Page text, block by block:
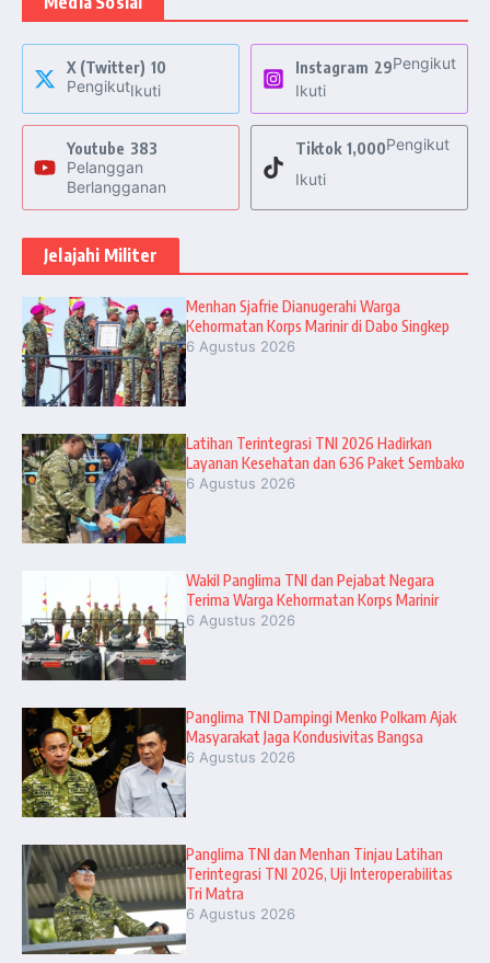
X (Twitter) 10
PengikutIkuti
Instagram 29Pengikut
Ikuti
Youtube 383
Pelanggan
Berlangganan
Tiktok 1,000Pengikut
Ikuti
Jelajahi Militer
Menhan Sjafrie Dianugerahi Warga
Kehormatan Korps Marinir di Dabo Singkep
6 Agustus 2026
Latihan Terintegrasi TNI 2026 Hadirkan
Layanan Kesehatan dan 636 Paket Sembako
6 Agustus 2026
Wakil Panglima TNI dan Pejabat Negara
Terima Warga Kehormatan Korps Marinir
6 Agustus 2026
Panglima TNI Dampingi Menko Polkam Ajak
Masyarakat Jaga Kondusivitas Bangsa
6 Agustus 2026
Panglima TNI dan Menhan Tinjau Latihan
Terintegrasi TNI 2026, Uji Interoperabilitas
Tri Matra
6 Agustus 2026